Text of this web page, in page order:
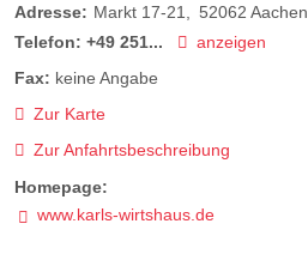
Adresse: Markt 17-21 52062 Aachen
Telefon: +49 251...
anzeigen
Fax: keine Angabe
Zur Karte
Zur Anfahrtsbeschreibung
Homepage:
www.karls-wirtshaus.de